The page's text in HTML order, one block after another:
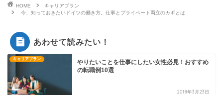
HOME
キャリアプラン
今、知っておきたいドイツの働き方。仕事とプライベート両立のカギとは
あわせて読みたい！
キャリアプラン
やりたいことを仕事にしたい女性必見！おすすめ
の転職例10選
2018年3月23日